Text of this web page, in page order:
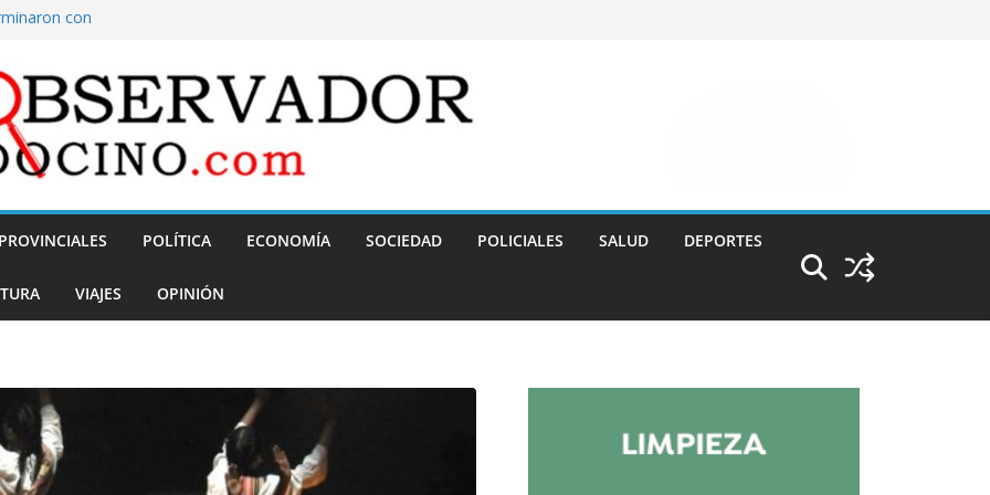
con
33, una
Mendoza
referido a la
este
visita de tres
PROVINCIALES POLÍTICA ECONOMÍA SOCIEDAD POLICIALES SALUD DEPORTES
VIAJES OPINIÓN